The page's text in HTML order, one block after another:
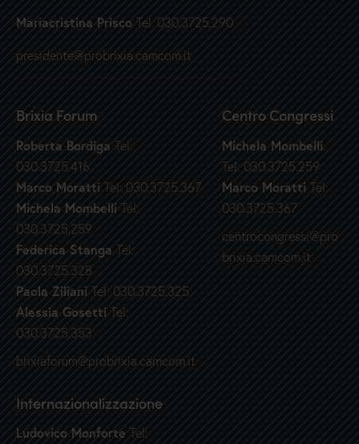
Mariacristina Prisco Tel. 030.3725.290
presidente@probrixia.camcom.it
Brixia Forum
Roberta Bordiga Tel:
030.3725.416
Marco Moratti Tel: 030.3725.367
Michela Mombelli Tel:
030.3725.259
Federica Stanga Tel:
030.3725.328
Paola Ziliani Tel: 030.3725.325
Alessia Gosetti Tel:
030.3725.353
brixiaforum@probrixia.camcom.it
Centro Congressi
Michela Mombelli
Tel: 030.3725.259
Marco Moratti Tel:
030.3725.367
centrocongressi@pro
brixia.camcom.it
Internazionalizzazione
Ludovico Monforte Tel: